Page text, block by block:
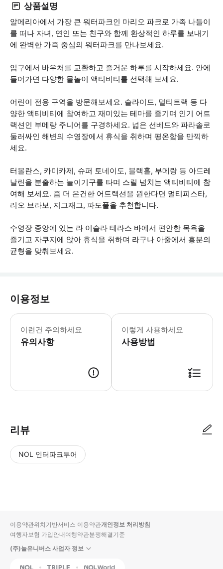
상품설명
알메리아에서 가장 큰 워터파크인 마리오 파크로 가족 나들이
를 떠나 자녀, 연인 또는 친구와 함께 환상적인 하루를 보내기
에 완벽한 가족 중심의 워터파크를 만나보세요.
입구에서 바우처를 교환하고 즐거운 하루를 시작하세요. 안에
들어가면 다양한 물놀이 액티비티를 선택해 보세요.
어린이 전용 구역을 방문해보세요. 슬라이드, 멀티트랙 등 다
양한 액티비티에 참여하고 재미있는 테마를 즐기며 인기 어트
랙션인 부메랑 주니어를 구경하세요. 넓은 선베드와 파라솔로
둘러싸인 해변의 수영장에서 휴식을 취하며 평온함을 만끽하
세요.
터볼란스, 카미카제, 슈퍼 토네이도, 블랙홀, 부메랑 등 아드레
날린을 분출하는 놀이기구를 타며 스릴 넘치는 액티비티에 참
여해 보세요. 좀 더 온건한 어트랙션을 원한다면 멀티피스타,
리오 브라보, 지그재그, 파도풀을 추천합니다.
수영장 중앙에 있는 라 이슬라 테라스 바에서 편안한 목욕을
즐기고 자쿠지에 앉아 휴식을 취하며 라구나 아줄에서 흥분의
균형을 맞춰보세요.
이용정보
이런건 주의하세요
유의사항
- 공원 입구에서 고객의 키가 확인되
이렇게 사용하세요
사용방법
리뷰
NOL 인터파크투어
입니
다.
순
상
이용약관위치기반서비스 이용약관개인정보 처리방침
여행자보험 가입안내여행약관분쟁해결기준
(주)놀유니버스 사업자 정보